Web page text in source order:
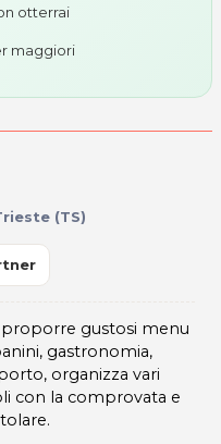
otterrai
maggiori
(TS)
proporre gustosi menu
gastronomia,
organizza vari
con la comprovata e